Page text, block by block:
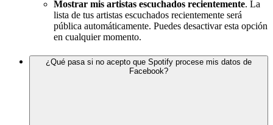
Mostrar mis artistas escuchados recientemente. La
lista de tus artistas escuchados recientemente será
pública automáticamente. Puedes desactivar esta opción
en cualquier momento.
¿Qué pasa si no acepto que Spotify procese mis datos de
Facebook?